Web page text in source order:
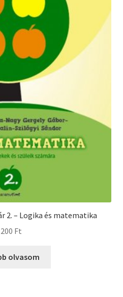
2. – Logika és matematika
Ft
olvasom